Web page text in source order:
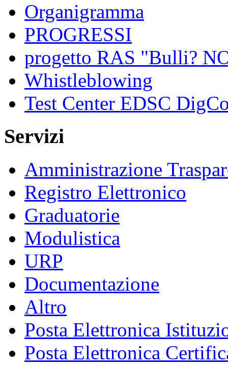
Organigramma
PROGRESSI
progetto RAS "Bulli?
Whistleblowing
Test Center EDSC
Servizi
Amministrazione
Registro Elettronico
Graduatorie
Modulistica
URP
Documentazione
Altro
Posta Elettronica
Posta Elettronica